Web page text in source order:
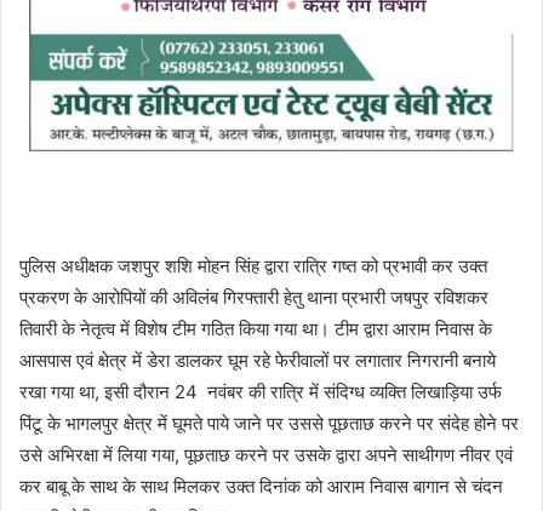
पुलिस अधीक्षक जशपुर शशि मोहन सिंह द्वारा रात्रि गष्त को प्रभावी कर उक्त
प्रकरण के आरोपियों की अविलंब गिरफ्तारी हेतु थाना प्रभारी जषपुर रविशकर
तिवारी के नेतृत्व में विशेष टीम गठित किया गया था। टीम द्वारा आराम निवास के
आसपास एवं क्षेत्र में डेरा डालकर घूम रहे फेरीवालों पर लगातार निगरानी बनाये
रखा गया था, इसी दौरान 24 नवंबर की रात्रि में संदिग्ध व्यक्ति लिखाड़िया उर्फ
पिंटू के भागलपुर क्षेत्र में घूमते पाये जाने पर उससे पूछताछ करने पर संदेह होने पर
उसे अभिरक्षा में लिया गया, पूछताछ करने पर उसके द्वारा अपने साथीगण नीवर एवं
कर बाबू के साथ के साथ मिलकर उक्त दिनांक को आराम निवास बागान से चंदन